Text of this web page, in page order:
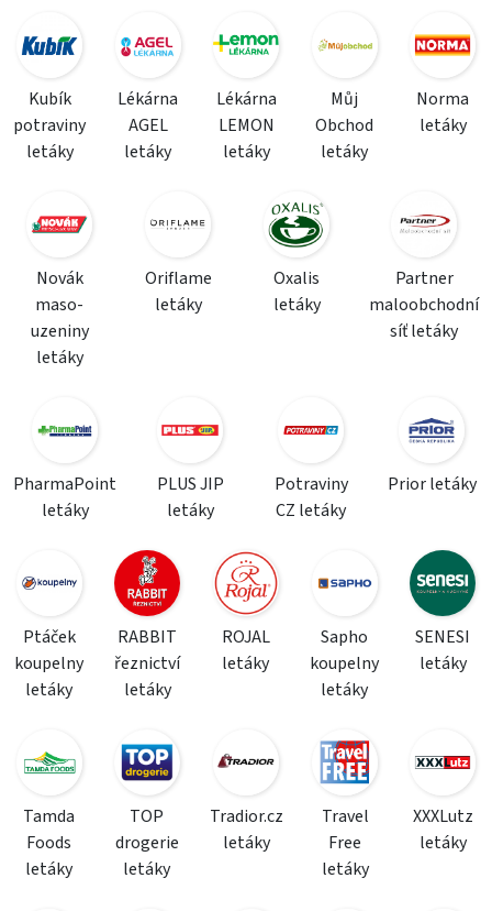
Kubík
potraviny
letáky
Lékárna
AGEL
letáky
Lékárna
LEMON
letáky
Můj
Obchod
letáky
Norma
letáky
Novák
maso-
uzeniny
letáky
Oriflame
letáky
Oxalis
letáky
Partner
maloobchodní
síť letáky
PharmaPoint
letáky
PLUS JIP
letáky
Potraviny
CZ letáky
Prior letáky
Ptáček
koupelny
letáky
RABBIT
řeznictví
letáky
ROJAL
letáky
Sapho
koupelny
letáky
SENESI
letáky
Tamda
Foods
letáky
TOP
drogerie
letáky
Tradior.cz
letáky
Travel
Free
letáky
XXXLutz
letáky